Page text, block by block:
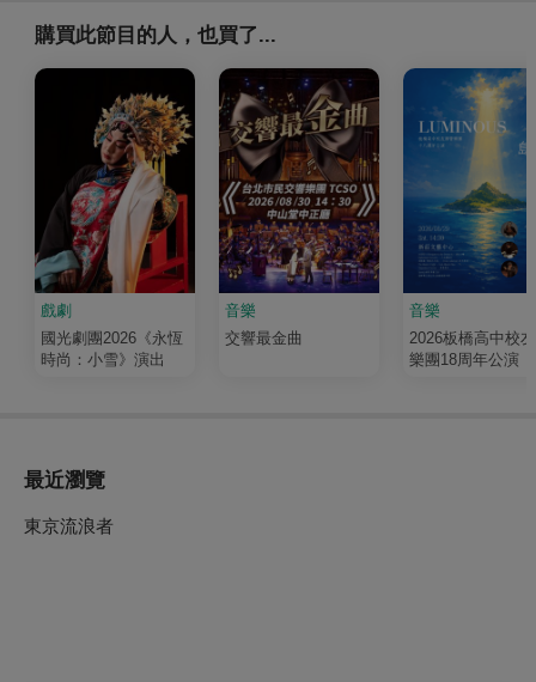
購買此節目的人，也買了...
戲劇
國光劇團2026《永恆
時尚：小雪》演出
音樂
交響最金曲
音樂
2026板橋高中校
樂團18周年公演
最近瀏覽
東京流浪者